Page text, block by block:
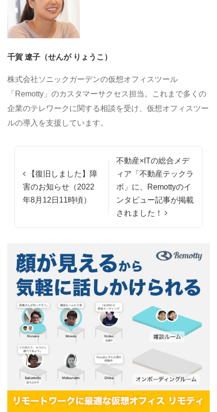
千賀 遼子（せんが りょうこ）
株式会社ソニックガーデンの仮想オフィスツール
「Remotty」のカスタマーサクセス担当。これまで多くの
企業のテレワークに関する相談を受け、仮想オフィスツー
ルの導入を支援しています。
投稿ナビゲーション
【復旧しました】障
害のお知らせ（2022
年8月12日11時頃）
不動産×ITの総合メデ
ィア「不動産テックラ
ボ」に、Remottyのイ
ンタビュー記事が掲載
されました！